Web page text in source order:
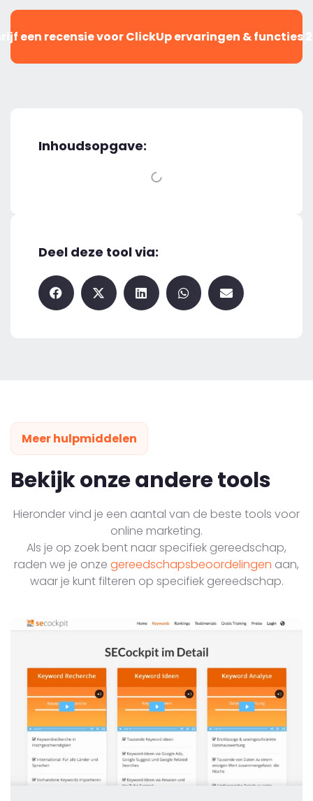
een recensie voor ClickUp ervaringen & functies
Inhoudsopgave:
Deel deze tool via:
Meer hulpmiddelen
Bekijk onze andere tools
Hieronder vind je een aantal van de beste tools voor
online marketing.
Als je op zoek bent naar specifiek gereedschap,
raden we je onze gereedschapsbeoordelingen aan,
waar je kunt filteren op specifiek gereedschap.